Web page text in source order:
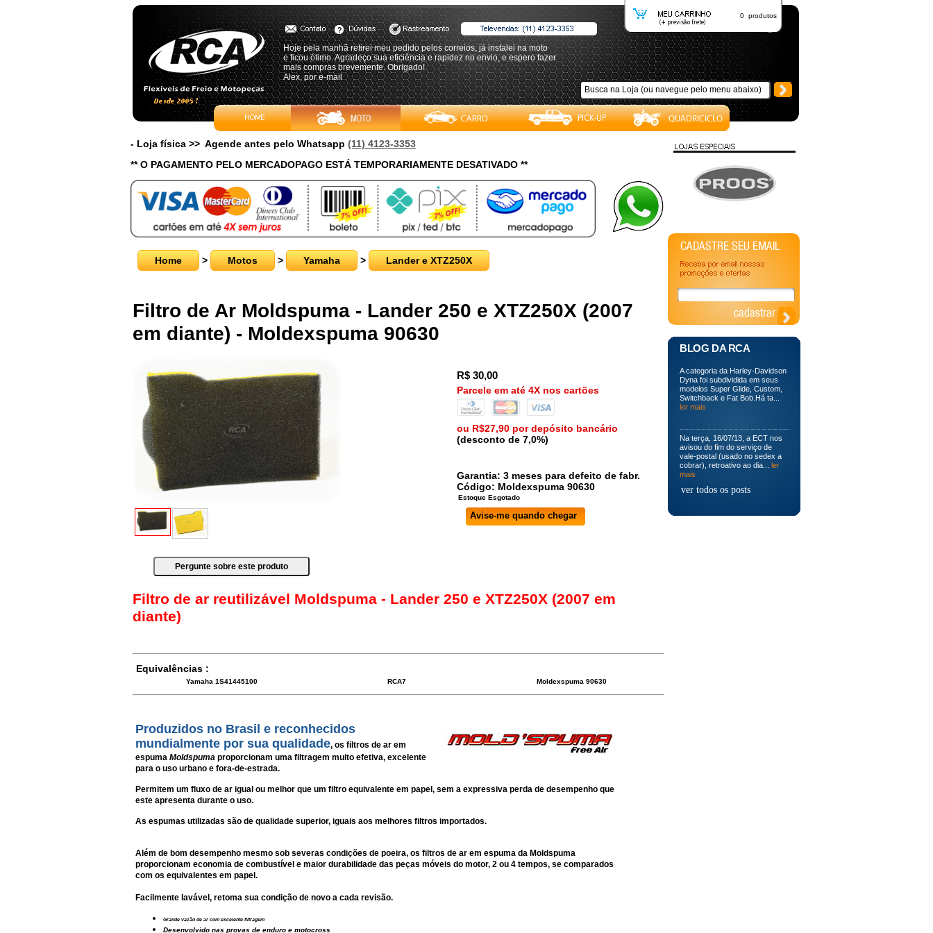
0 produtos
Hoje pela manhã retirei meu pedido pelos correios, já instalei na moto
e ficou ótimo. Agradeço sua eficiência e rapidez no envio, e espero fazer
mais compras brevemente. Obrigado!
Alex, por e-mail
- Loja física >> Agende antes pelo Whatsapp (11) 4123-3353
** O PAGAMENTO PELO MERCADOPAGO ESTÁ TEMPORARIAMENTE DESATIVADO **
Home > Motos > Yamaha > Lander e XTZ250X
Filtro de Ar Moldspuma - Lander 250 e XTZ250X (2007
em diante) - Moldexspuma 90630
R$30,00
Parcele em até 4X nos cartões
ou R$27,90 por depósito bancário
(desconto de 7,0%)
Garantia: 3 meses para defeito de fabr.
Código: Moldexspuma 90630
Avise-me quando chegar
Filtro de ar reutilizável Moldspuma - Lander 250 e XTZ250X (2007 em
diante)
Equivalências :
Yamaha 1S41445100 RCA7 Moldexspuma 90630
Produzidos no Brasil e reconhecidos
mundialmente por sua qualidade , os filtros de ar em
espuma Moldspuma proporcionam uma filtragem muito efetiva, excelente
para o uso urbano e fora-de-estrada.
Permitem um fluxo de ar igual ou melhor que um filtro equivalente em papel, sem a expressiva perda de desempenho que
este apresenta durante o uso.
As espumas utilizadas são de qualidade superior, iguais aos melhores filtros importados.
Além de bom desempenho mesmo sob severas condições de poeira, os filtros de ar em espuma da Moldspuma
proporcionam economia de combustível e maior durabilidade das peças móveis do motor, 2 ou 4 tempos, se comparados
com os equivalentes em papel.
Facilmente lavável, retoma sua condição de novo a cada revisão.
Grande vazão de ar com excelente filtragem
Desenvolvido nas provas de enduro e motocross
BLOG DA RCA
A categoria da Harley-Davidson
Dyna foi subdividida em seus
modelos Super Glide, Custom,
Switchback e Fat Bob.Há ta...
ler mais
Na terça, 16/07/13, a ECT nos
avisou do fim do serviço de
vale-postal (usado no sedex a
cobrar), retroativo ao dia... ler
mais
ver todos os posts